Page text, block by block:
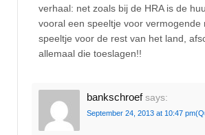
verhaal: net zoals bij de HRA is de
vooral een speeltje voor vermogende
speeltje voor de rest van het land,
allemaal die toeslagen!!
bankschroef says:
September 24, 2013 at 10:47 pm